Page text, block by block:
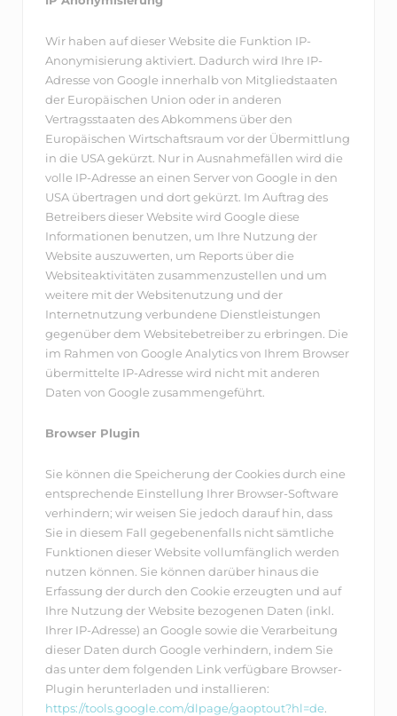
Wir haben auf dieser Website die Funktion IP-
Anonymisierung aktiviert. Dadurch wird Ihre IP-
Adresse von Google innerhalb von Mitgliedstaaten
der Europäischen Union oder in anderen
Vertragsstaaten des Abkommens über den
Europäischen Wirtschaftsraum vor der Übermittlung
in die USA gekürzt. Nur in Ausnahmefällen wird die
volle IP-Adresse an einen Server von Google in den
USA übertragen und dort gekürzt. Im Auftrag des
Betreibers dieser Website wird Google diese
Informationen benutzen, um Ihre Nutzung der
Website auszuwerten, um Reports über die
Websiteaktivitäten zusammenzustellen und um
weitere mit der Websitenutzung und der
Internetnutzung verbundene Dienstleistungen
gegenüber dem Websitebetreiber zu erbringen. Die
im Rahmen von Google Analytics von Ihrem Browser
übermittelte IP-Adresse wird nicht mit anderen
Daten von Google zusammengeführt.
Browser Plugin
Sie können die Speicherung der Cookies durch eine
entsprechende Einstellung Ihrer Browser-Software
verhindern; wir weisen Sie jedoch darauf hin, dass
Sie in diesem Fall gegebenenfalls nicht sämtliche
Funktionen dieser Website vollumfänglich werden
nutzen können. Sie können darüber hinaus die
Erfassung der durch den Cookie erzeugten und auf
Ihre Nutzung der Website bezogenen Daten (inkl.
Ihrer IP-Adresse) an Google sowie die Verarbeitung
dieser Daten durch Google verhindern, indem Sie
das unter dem folgenden Link verfügbare Browser-
Plugin herunterladen und installieren:
https://tools.google.com/dlpage/gaoptout?hl=de